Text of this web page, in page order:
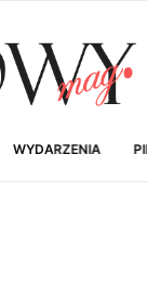
WYDARZENIA